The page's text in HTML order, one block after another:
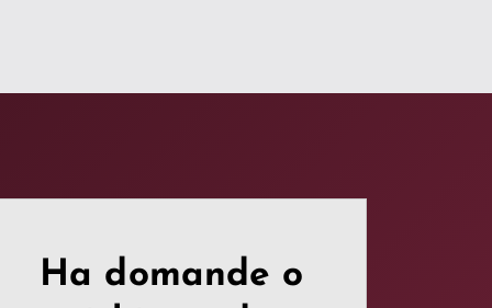
Ha domande o